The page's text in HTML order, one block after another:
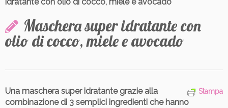
Maschera super idratante con
olio di cocco, miele e avocado
Stampa
Una maschera super idratantegrazie alla
combinazione di 3 semplici ingredienti che hanno